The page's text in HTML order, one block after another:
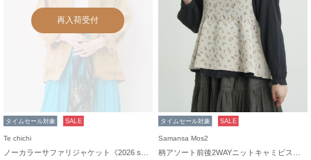
再入荷受付
タイムセール対象 SALE
Te chichi
タイムセール対象 SALE
Samansa Mos2